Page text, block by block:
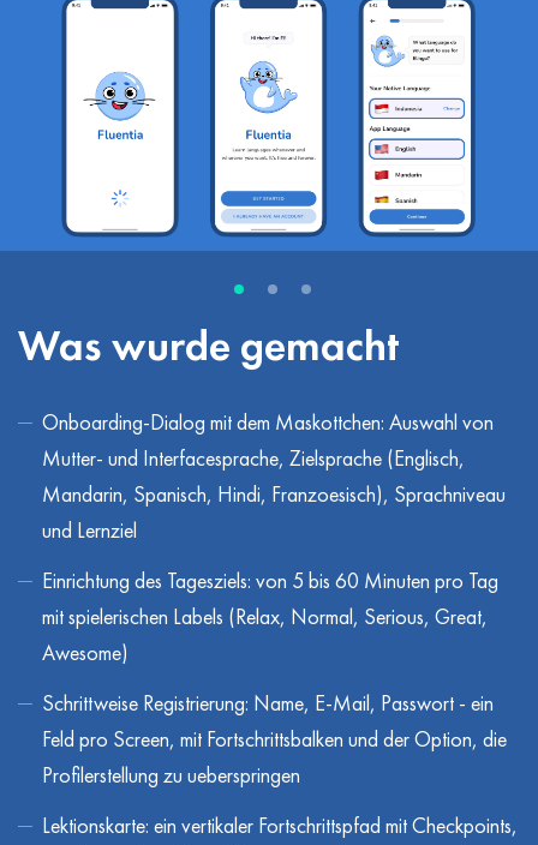
Was wurde gemacht
Onboarding-Dialog mit dem Maskottchen: Auswahl von
Mutter- und Interfacesprache, Zielsprache (Englisch,
Mandarin, Spanisch, Hindi, Franzoesisch), Sprachniveau
und Lernziel
Einrichtung des Tagesziels: von 5 bis 60 Minuten pro Tag
mit spielerischen Labels (Relax, Normal, Serious, Great,
Awesome)
Schrittweise Registrierung: Name, E-Mail, Passwort - ein
Feld pro Screen, mit Fortschrittsbalken und der Option, die
Profilerstellung zu ueberspringen
Lektionskarte: ein vertikaler Fortschrittspfad mit Checkpoints,